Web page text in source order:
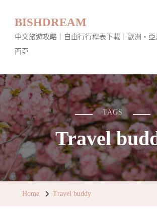
BISHDREAM
中文旅遊攻略｜自由行行程表下載｜歐洲・亞
西亞
TAGS
Travel
Home Travel buddy